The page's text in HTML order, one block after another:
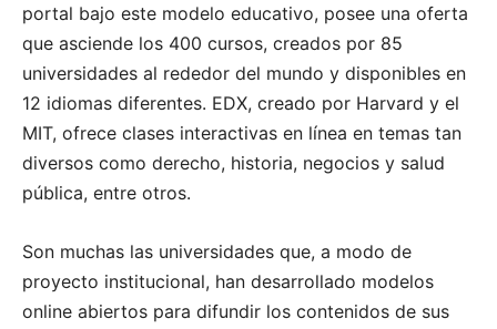
portal bajo este modelo educativo, posee una oferta
que asciende los 400 cursos, creados por 85
universidades al rededor del mundo y disponibles en
12 idiomas diferentes. EDX, creado por Harvard y el
MIT, ofrece clases interactivas en línea en temas tan
diversos como derecho, historia, negocios y salud
pública, entre otros.
Son muchas las universidades que, a modo de
proyecto institucional, han desarrollado modelos
online abiertos para difundir los contenidos de sus